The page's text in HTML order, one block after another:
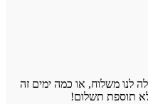
לנו משלוח, או כמה ימים זה